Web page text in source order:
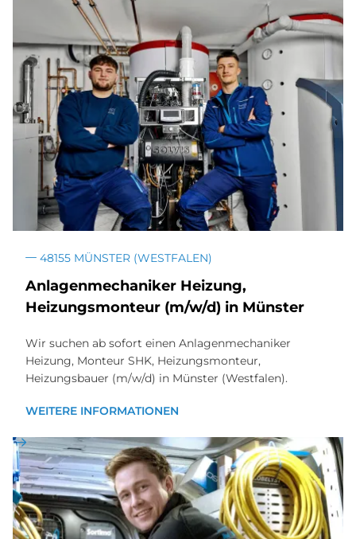
48155 MÜNSTER (WESTFALEN)
An­la­gen­me­cha­ni­ker Hei­zung,
Hei­zungs­mon­teur (m/w/d) in Mün­ster
Wir suchen ab sofort einen Anlagenmechaniker
Heizung, Monteur SHK, Heizungsmonteur,
Heizungsbauer (m/w/d) in Münster (Westfalen).
WEITERE INFORMATIONEN